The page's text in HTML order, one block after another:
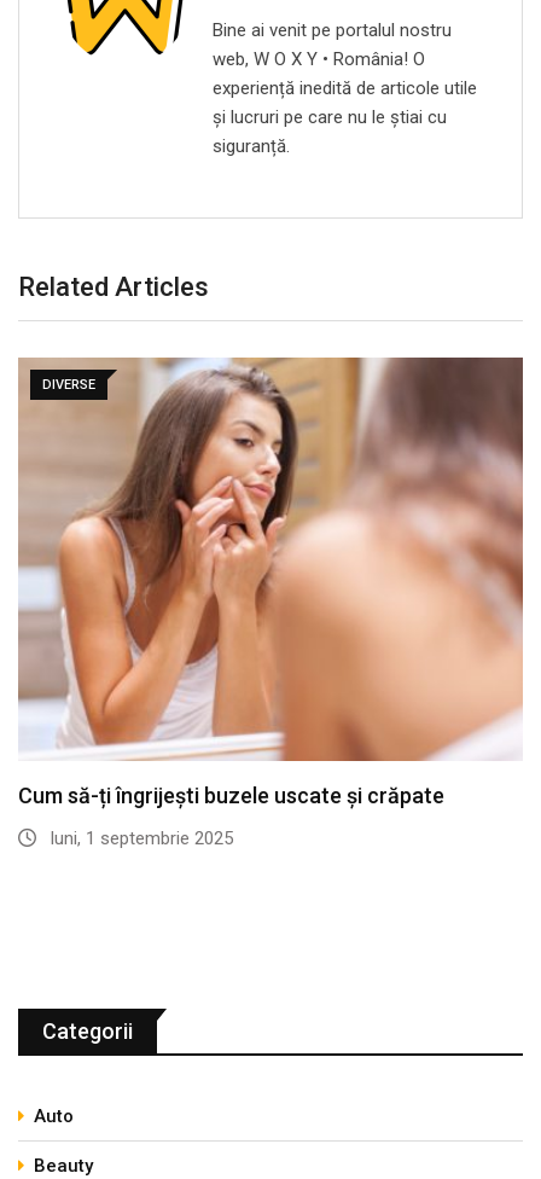
Bine ai venit pe portalul nostru
web, W O X Y • România! O
experiență inedită de articole utile
și lucruri pe care nu le știai cu
siguranță.
Related Articles
DIVERSE
Cum să-ți îngrijești buzele uscate și crăpate
luni, 1 septembrie 2025
Categorii
Auto
Beauty